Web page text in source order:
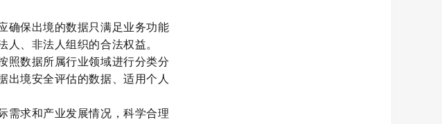
确保出境的数据只满足业务功能
人、非法人组织的合法权益。
照数据所属行业领域进行分类分
出境安全评估的数据、适用个人
需求和产业发展情况，科学合理